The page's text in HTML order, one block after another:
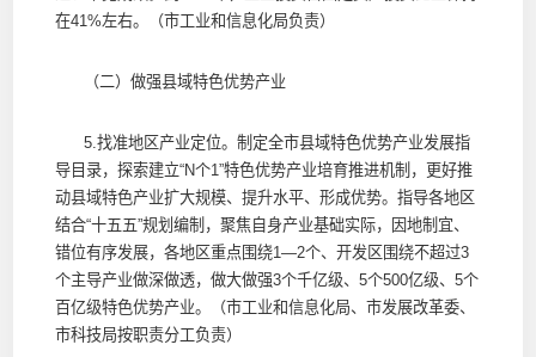
在41%左右。（市工业和信息化局负责）
（二）做强县域特色优势产业
5.找准地区产业定位。制定全市县域特色优势产业发展指
导目录，探索建立“N个1”特色优势产业培育推进机制，更好推
动县域特色产业扩大规模、提升水平、形成优势。指导各地区
结合“十五五”规划编制，聚焦自身产业基础实际，因地制宜、
错位有序发展，各地区重点围绕1—2个、开发区围绕不超过3
个主导产业做深做透，做大做强3个千亿级、5个500亿级、5个
百亿级特色优势产业。（市工业和信息化局、市发展改革委、
市科技局按职责分工负责）